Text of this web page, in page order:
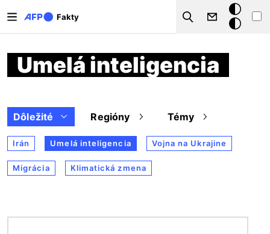
Fakty
Search
Tmavý
režim
Umelá inteligencia
Dôležité Regióny Témy
Irán Umelá inteligencia Vojna na Ukrajine
Migrácia Klimatická zmena